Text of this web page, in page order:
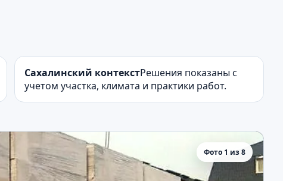
Сахалинский контекстРешения показаны с
учетом участка, климата и практики работ.
Фото 1 из 8